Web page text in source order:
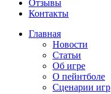
Отзывы
Контакты
Главная
Новости
Статьи
Об игре
О пейнтболе
Сценарии игр